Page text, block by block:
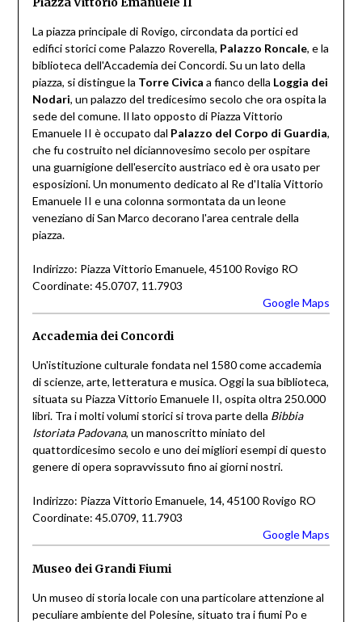
La piazza principale di Rovigo, circondata da portici ed
edifici storici come Palazzo Roverella, Palazzo Roncale, e la
biblioteca dell'Accademia dei Concordi. Su un lato della
piazza, si distingue la Torre Civica a fianco della Loggia dei
Nodari, un palazzo del tredicesimo secolo che ora ospita la
sede del comune. Il lato opposto di Piazza Vittorio
Emanuele II è occupato dal Palazzo del Corpo di Guardia,
che fu costruito nel diciannovesimo secolo per ospitare
una guarnigione dell'esercito austriaco ed è ora usato per
esposizioni. Un monumento dedicato al Re d'Italia Vittorio
Emanuele II e una colonna sormontata da un leone
veneziano di San Marco decorano l'area centrale della
piazza.
Indirizzo: Piazza Vittorio Emanuele, 45100 Rovigo RO
Coordinate: 45.0707, 11.7903
Google Maps
Accademia dei Concordi
Un'istituzione culturale fondata nel 1580 come accademia
di scienze, arte, letteratura e musica. Oggi la sua biblioteca,
situata su Piazza Vittorio Emanuele II, ospita oltra 250.000
libri. Tra i molti volumi storici si trova parte della Bibbia
Istoriata Padovana, un manoscritto miniato del
quattordicesimo secolo e uno dei migliori esempi di questo
genere di opera sopravvissuto fino ai giorni nostri.
Indirizzo: Piazza Vittorio Emanuele, 14, 45100 Rovigo RO
Coordinate: 45.0709, 11.7903
Google Maps
Museo dei Grandi Fiumi
Un museo di storia locale con una particolare attenzione al
peculiare ambiente del Polesine, situato tra i fiumi Po e